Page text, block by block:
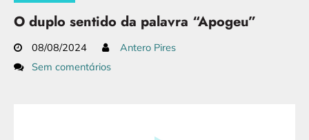
O duplo sentido da palavra “Apogeu”
08/08/2024
Antero Pires
Sem comentários